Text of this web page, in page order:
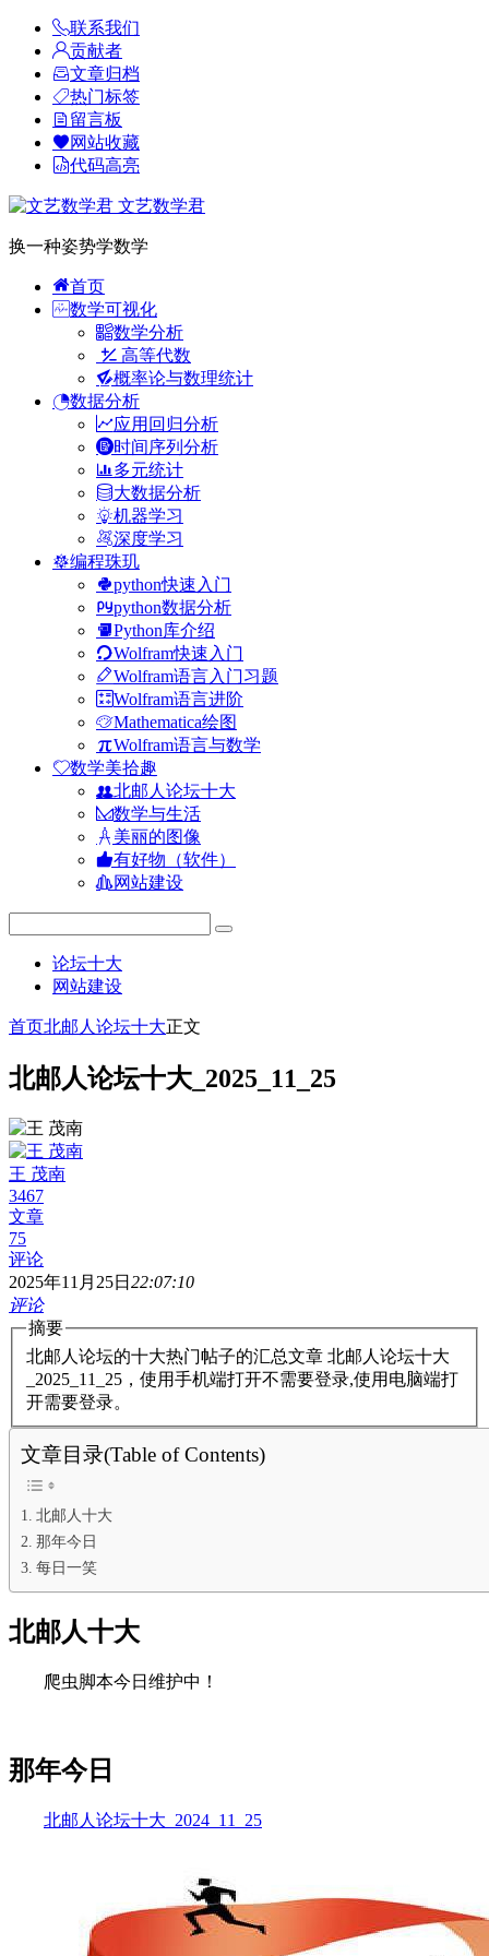
联系我们
贡献者
文章归档
热门标签
留言板
网站收藏
代码高亮
文艺数学君
换一种姿势学数学
首页
数学可视化
数学分析
高等代数
概率论与数理统计
数据分析
应用回归分析
时间序列分析
多元统计
大数据分析
机器学习
深度学习
编程珠玑
python快速入门
python数据分析
Python库介绍
Wolfram快速入门
Wolfram语言入门习题
Wolfram语言进阶
Mathematica绘图
Wolfram语言与数学
数学美拾趣
北邮人论坛十大
数学与生活
美丽的图像
有好物（软件）
网站建设
论坛十大
网站建设
首页北邮人论坛十大正文
北邮人论坛十大_2025_11_25
王 茂南
3467
文章
75
评论
2025年11月25日 22:07:10
评论
摘要
北邮人论坛的十大热门帖子的汇总文章 北邮人论坛十大
_2025_11_25，使用手机端打开不需要登录,使用电脑端打
开需要登录。
文章目录(Table of Contents)
北邮人十大
那年今日
每日一笑
北邮人十大
爬虫脚本今日维护中！
那年今日
北邮人论坛十大_2024_11_25